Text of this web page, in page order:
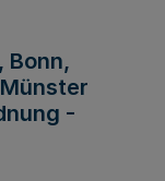
Bonn,
-